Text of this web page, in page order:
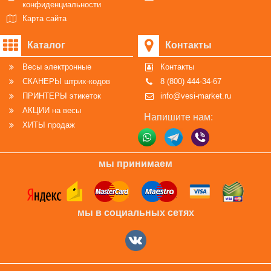
конфиденциальности
Карта сайта
Каталог
Весы электронные
СКАНЕРЫ штрих-кодов
ПРИНТЕРЫ этикеток
АКЦИИ на весы
ХИТЫ продаж
Контакты
Контакты
8 (800) 444-34-67
info@vesi-market.ru
Напишите нам:
мы принимаем
мы в социальных сетях